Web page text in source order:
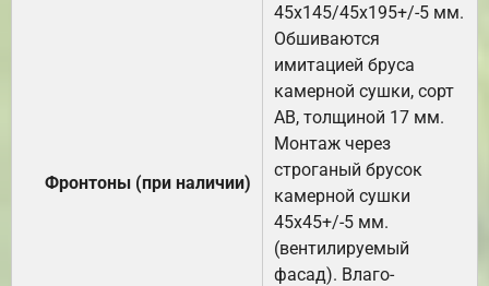
Фронтоны (при наличии)
45х145/45х195+/-5 мм.
Обшиваются
имитацией бруса
камерной сушки, сорт
АВ, толщиной 17 мм.
Монтаж через
строганый брусок
камерной сушки
45х45+/-5 мм.
(вентилируемый
фасад). Влаго-